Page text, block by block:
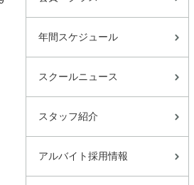
年間スケジュール
スクールニュース
スタッフ紹介
アルバイト採用情報